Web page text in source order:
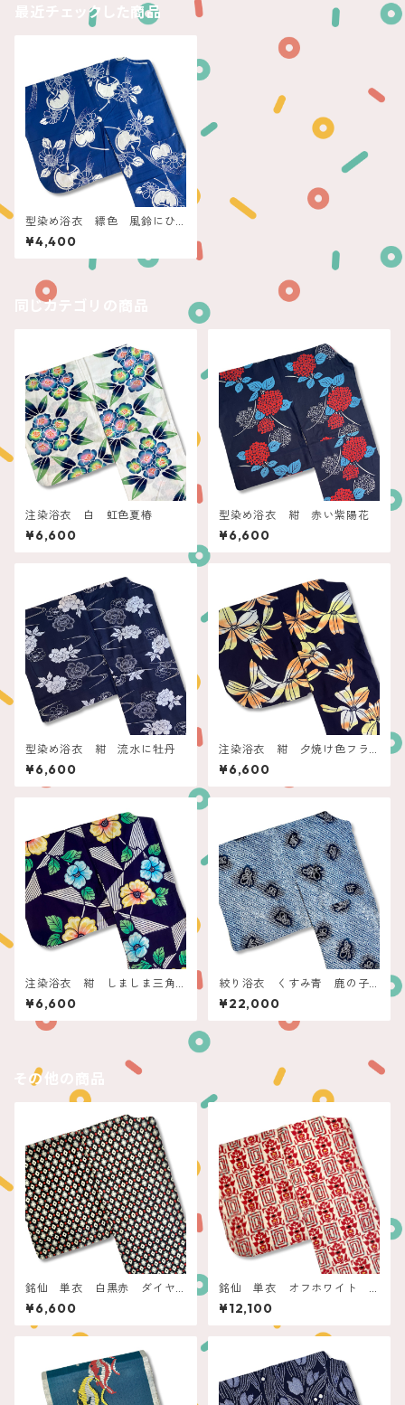
最近チェックした商品
型染め浴衣 縹色 風鈴にひ
まわり
¥4,400
同じカテゴリの商品
注染浴衣 白 虹色夏椿
¥6,600
型染め浴衣 紺 赤い紫陽花
¥6,600
型染め浴衣 紺 流水に牡丹
¥6,600
注染浴衣 紺 夕焼け色フラ
ワー
¥6,600
注染浴衣 紺 しましま三角
とお花
¥6,600
絞り浴衣 くすみ青 鹿の子
にプチ蝶々
¥22,000
その他の商品
銘仙 単衣 白黒赤 ダイヤ
クロスドット
¥6,600
銘仙 単衣 オフホワイト
赤い四角と抽象フラワー
¥12,100